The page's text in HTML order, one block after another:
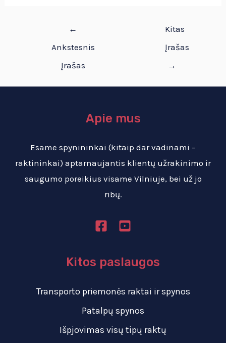
←
Ankstesnis
Įrašas
Kitas
Įrašas
→
Apie mus
Esame spynininkai (kitaip dar vadinami –
raktininkai) aptarnaujantis klientų užrakinimo ir
saugumo poreikius visame Vilniuje, bei už jo
ribų.
Kitos paslaugos
Transporto priemonės raktai ir spynos
Patalpų spynos
Išpjovimas visų tipų raktų